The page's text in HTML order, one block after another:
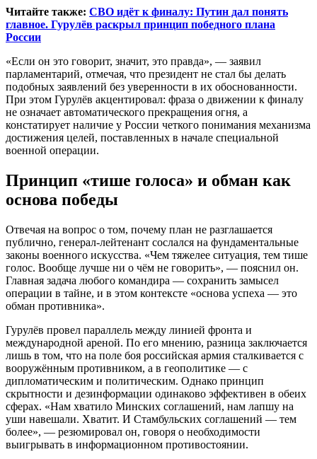
Читайте также: СВО идёт к финалу: Путин дал понять
главное. Гурулёв раскрыл принцип победного плана
России
«Если он это говорит, значит, это правда», — заявил
парламентарий, отмечая, что президент не стал бы делать
подобных заявлений без уверенности в их обоснованности.
При этом Гурулёв акцентировал: фраза о движении к финалу
не означает автоматического прекращения огня, а
констатирует наличие у России четкого понимания механизма
достижения целей, поставленных в начале специальной
военной операции.
Принцип «тише голоса» и обман как
основа победы
Отвечая на вопрос о том, почему план не разглашается
публично, генерал-лейтенант сослался на фундаментальные
законы военного искусства. «Чем тяжелее ситуация, тем тише
голос. Вообще лучше ни о чём не говорить», — пояснил он.
Главная задача любого командира — сохранить замысел
операции в тайне, и в этом контексте «основа успеха — это
обман противника».
Гурулёв провел параллель между линией фронта и
международной ареной. По его мнению, разница заключается
лишь в том, что на поле боя российская армия сталкивается с
вооружённым противником, а в геополитике — с
дипломатическим и политическим. Однако принцип
скрытности и дезинформации одинаково эффективен в обеих
сферах. «Нам хватило Минских соглашений, нам лапшу на
уши навешали. Хватит. И Стамбульских соглашений — тем
более», — резюмировал он, говоря о необходимости
выигрывать в информационном противостоянии.